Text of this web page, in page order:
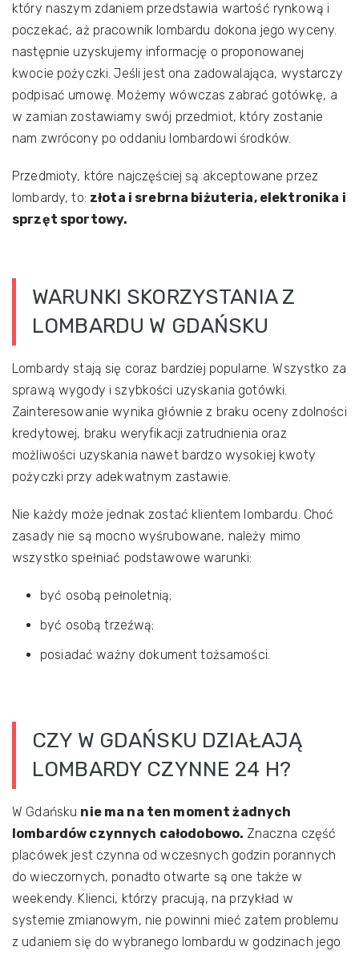
który naszym zdaniem przedstawia wartość rynkową i
poczekać, aż pracownik lombardu dokona jego wyceny.
następnie uzyskujemy informację o proponowanej
kwocie pożyczki. Jeśli jest ona zadowalająca, wystarczy
podpisać umowę. Możemy wówczas zabrać gotówkę, a
w zamian zostawiamy swój przedmiot, który zostanie
nam zwrócony po oddaniu lombardowi środków.
Przedmioty, które najczęściej są akceptowane przez
lombardy, to: złota i srebrna biżuteria, elektronika i
sprzęt sportowy.
WARUNKI SKORZYSTANIA Z
LOMBARDU W GDAŃSKU
Lombardy stają się coraz bardziej popularne. Wszystko za
sprawą wygody i szybkości uzyskania gotówki.
Zainteresowanie wynika głównie z braku oceny zdolności
kredytowej, braku weryfikacji zatrudnienia oraz
możliwości uzyskania nawet bardzo wysokiej kwoty
pożyczki przy adekwatnym zastawie.
Nie każdy może jednak zostać klientem lombardu. Choć
zasady nie są mocno wyśrubowane, należy mimo
wszystko spełniać podstawowe warunki:
być osobą pełnoletnią;
być osobą trzeźwą;
posiadać ważny dokument tożsamości.
CZY W GDAŃSKU DZIAŁAJĄ
LOMBARDY CZYNNE 24 H?
W Gdańsku nie ma na ten moment żadnych
lombardów czynnych całodobowo. Znaczna część
placówek jest czynna od wczesnych godzin porannych
do wieczornych, ponadto otwarte są one także w
weekendy. Klienci, którzy pracują, na przykład w
systemie zmianowym, nie powinni mieć zatem problemu
z udaniem się do wybranego lombardu w godzinach jego